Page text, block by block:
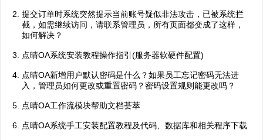
提交订单时系统突然提示当前账号疑似非法攻击，已被系统拦
截，如需继续访问，请联系管理员，所有页面都变成了这样，
如何解决？
点晴OA系统安装教程操作指引(服务器软硬件配置)
点晴OA新增用户默认密码是什么？如果员工忘记密码无法进
入，管理员如何更改或重置密码？密码设置规则能更改吗？
点晴OA工作流模块帮助文档荟萃
点晴OA系统手工安装配置教程及代码、数据库和相关程序下载